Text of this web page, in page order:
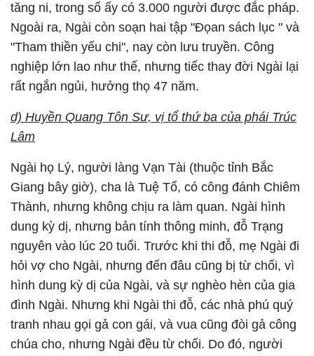
tăng ni, trong số ấy có 3.000 người được đắc pháp.
Ngoài ra, Ngài còn soạn hai tập "Đọan sách lục " và
"Tham thiền yếu chi", nay còn lưu truyền. Công
nghiệp lớn lao như thế, nhưng tiếc thay đời Ngài lại
rất ngắn ngủi, hưởng thọ 47 năm.
d) Huyền Quang Tôn Sư, vị tổ thứ ba của phái Trúc
Lâm
Ngài họ Lý, người làng Vạn Tài (thuộc tỉnh Bắc
Giang bây giờ), cha là Tuệ Tổ, có công đánh Chiêm
Thành, nhưng không chịu ra làm quan. Ngài hình
dung kỳ dị, nhưng bản tính thông minh, đỗ Trạng
nguyên vào lúc 20 tuổi. Trước khi thi đỗ, mẹ Ngài đi
hỏi vợ cho Ngài, nhưng đến đâu cũng bị từ chối, vì
hình dung kỳ dị của Ngài, và sự nghèo hèn của gia
đình Ngài. Nhưng khi Ngài thi đỗ, các nhà phú quý
tranh nhau gọi gả con gái, và vua cũng đòi gả công
chúa cho, nhưng Ngài đều từ chối. Do đó, người